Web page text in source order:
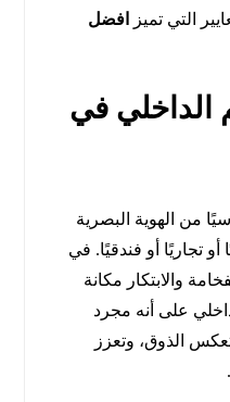
التي تميز
افضل
الداخلي في
من الهوية البصرية
تجاريًا أو فندقيًا. في
والابتكار مكانة
على أنه مجرد
الذوق، وتعزز